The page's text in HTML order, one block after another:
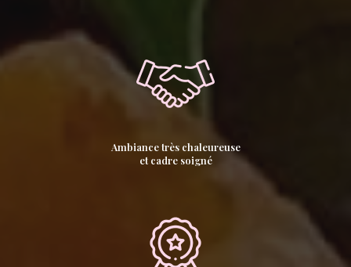
Ambiance très chaleureuse
et cadre soigné